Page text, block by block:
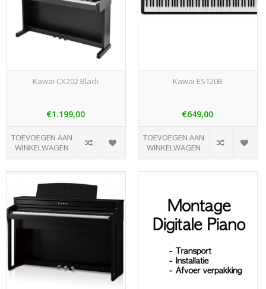
Kawai CX202 Black
€1.199,00
TOEVOEGEN AAN
WINKELWAGEN
Kawai ES120B
€649,00
TOEVOEGEN AAN
WINKELWAGEN